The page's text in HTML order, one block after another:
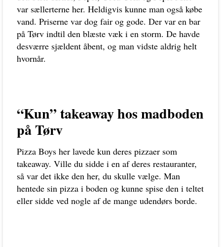
var sællerterne her. Heldigvis kunne man også købe
vand. Priserne var dog fair og gode. Der var en bar
på Tørv indtil den blæste væk i en storm. De havde
desværre sjældent åbent, og man vidste aldrig helt
hvornår.
“Kun” takeaway hos madboden
på Tørv
Pizza Boys her lavede kun deres pizzaer som
takeaway. Ville du sidde i en af deres restauranter,
så var det ikke den her, du skulle vælge. Man
hentede sin pizza i boden og kunne spise den i teltet
eller sidde ved nogle af de mange udendørs borde.